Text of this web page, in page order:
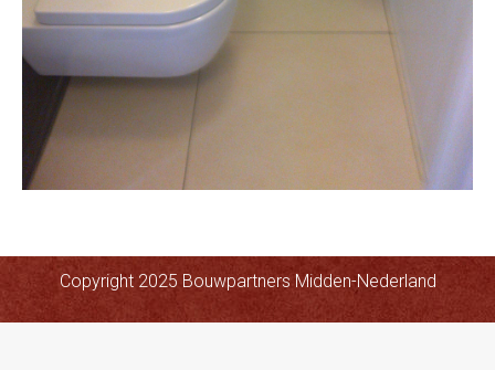
Copyright 2025 Bouwpartners Midden-Nederland